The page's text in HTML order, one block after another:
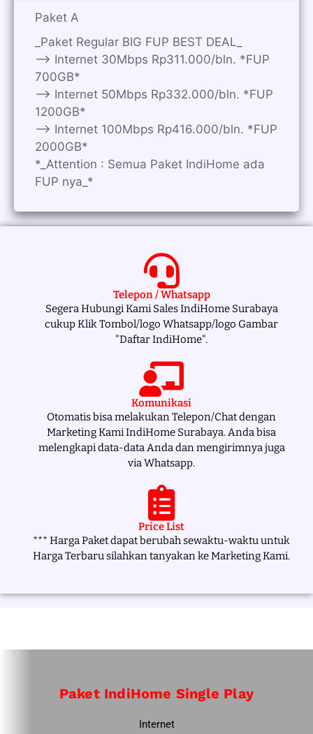
Paket A
_Paket Regular BIG FUP BEST DEAL_
—> Internet 30Mbps Rp311.000/bln. *FUP
700GB*
—> Internet 50Mbps Rp332.000/bln. *FUP
1200GB*
—> Internet 100Mbps Rp416.000/bln. *FUP
2000GB*
*_Attention : Semua Paket IndiHome ada
FUP nya_*
Telepon / Whatsapp
Segera Hubungi Kami Sales IndiHome Surabaya
cukup Klik Tombol/logo Whatsapp/logo Gambar
"Daftar IndiHome".
Komunikasi
Otomatis bisa melakukan Telepon/Chat dengan
Marketing Kami IndiHome Surabaya. Anda bisa
melengkapi data-data Anda dan mengirimnya juga
via Whatsapp.
Price List
*** Harga Paket dapat berubah sewaktu-waktu untuk
Harga Terbaru silahkan tanyakan ke Marketing Kami.
Paket IndiHome Single Play
Internet